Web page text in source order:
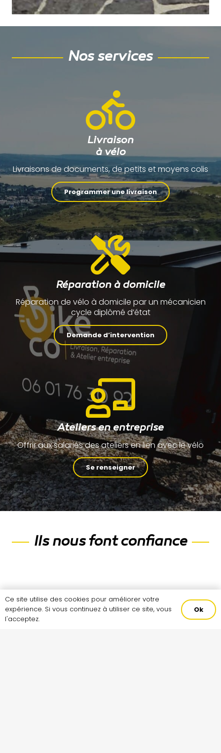
Nos services
Livraison
à vélo
Livraisons de documents, de petits et moyens colis
Programmer une livraison
Réparation à domicile
Réparation de vélo à domicile par un mécanicien
cycle diplômé d’état
Demande d’intervention
Ateliers en entreprise
Offrir aux salariés des ateliers en lien avec le vélo
Se renseigner
Ils nous font confiance
Ce site utilise des cookies pour améliorer votre
expérience. Si vous continuez à utiliser ce site, vous
l'acceptez.
Ok